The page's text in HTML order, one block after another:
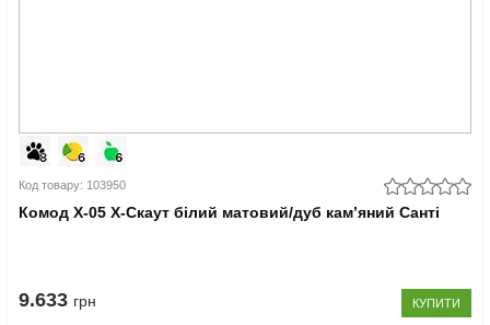
Код товару: 103950
Комод Х-05 X-Скаут білий матовий/дуб кам’яний Санті
9.633 грн КУПИТИ